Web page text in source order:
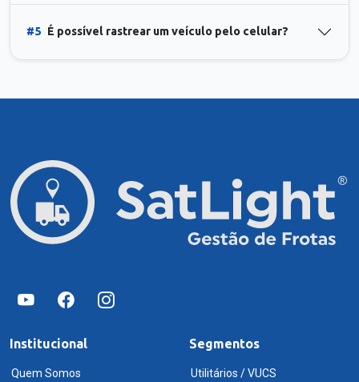
#5 É possível rastrear um veículo pelo celular?
Institucional
Quem Somos
Segmentos
Utilitários / VUCS